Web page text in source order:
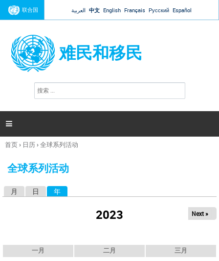
Jump to navigation
联合国 العربية 中文 English Français Русский Español
难民和移民
搜
索

你
这
首页› 日历›全球系列活动
全球系列活动
月 日 年
2023 Next »
一月 二月 三月